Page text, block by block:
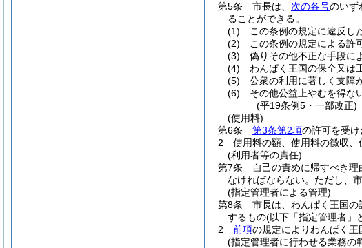
第5条
市長は、 次の各号のいず
ることができる。
(1)
この条例の規定に違反し
(2)
この条例の規定による許
(3)
偽りその他不正な手段に
(4)
わんぱく王国の保全又は
(5)
公衆の利用に著しく支障
(6)
その他公益上やむを得な
(平19条例5・一部改正)
(使用料)
第6条
第3条第2項の許可を受け
2
使用料の額、使用料の徴収、
(利用者等の責任)
第7条
自己の責めに帰すべき
なければならない。 ただし、
(指定管理者による管理)
第8条
市長は、わんぱく王国
するもの(以下「指定管理者」
2
前項の規定によりわんぱく王
(指定管理者に行わせる業務の